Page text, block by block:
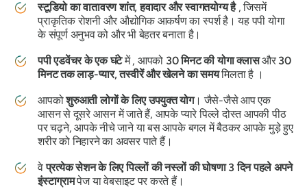
स्टूडियो का वातावरण शांत, हवादार और स्वागतयोग्य है, जिसमें
प्राकृतिक रोशनी और औद्योगिक आकर्षण का स्पर्श है। यह पपी योगा
के संपूर्ण अनुभव को और भी बेहतर बनाता है।
पपी एडवेंचर के एक घंटेमें , आपको 30 मिनट की योगा क्लासऔर 30
मिनट तक लाड़-प्यार, तस्वीरें और खेलने का समयमिलता है ।
आपकोशुरुआती लोगों के लिए उपयुक्त योग। जैसे-जैसे आप एक
आसन से दूसरे आसन में जाते हैं, आपके प्यारे पिल्ले दोस्त आपकी पीठ
पर चढ़ने, आपके नीचे जाने या बस आपके बगल में बैठकर आपके मुड़े हुए
शरीर को निहारने का अवसर पाते हैं।
वेप्रत्येक सेशन के लिए पिल्लों की नस्लों की घोषणा 3 दिन पहले अपने
इंस्टाग्रामपेज या वेबसाइट पर करते हैं।